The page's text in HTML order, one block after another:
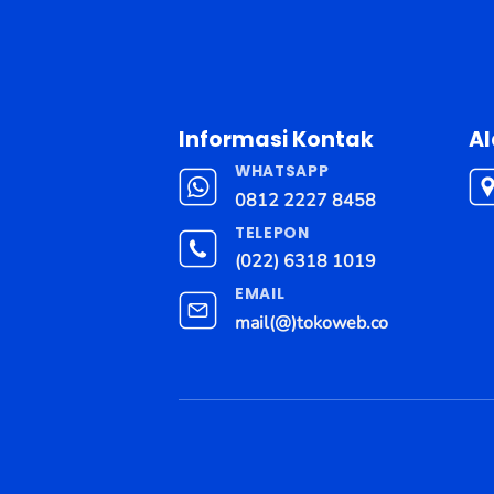
Informasi Kontak
WHATSAPP
0812 2227 8458
TELEPON
(022) 6318 1019
EMAIL
mail(@)tokoweb.co